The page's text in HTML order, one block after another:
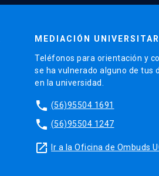
MEDIACIÓN
Teléfonos para orientación y
se ha vulnerado alguno de tus
en la universidad.
phone (56)95504 1691
phone (56)95504 1247
launch Ir a la Oficina de Ombuds